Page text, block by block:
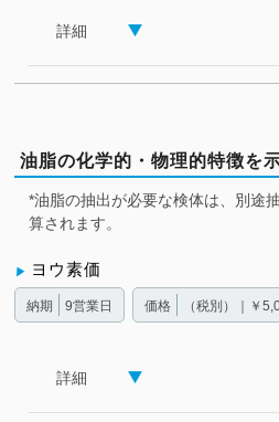
詳細
油脂の化学的・物理的特徴を
*油脂の抽出が必要な検体は、別途
算されます。
ヨウ素価
納期 9営業日 価格 （税別）｜￥
詳細